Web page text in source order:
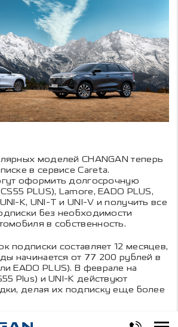
моделей CHANGAN теперь
в сервисе Careta.
оформить долгосрочную
PLUS), Lamore, EADO PLUS,
K, UNI-T и UNI-V и получить все
без необходимости
в собственность.
подписки составляет 12 месяцев,
начинается от 77 200 рублей в
EADO PLUS). В феврале на
Plus) и UNI-K действуют
делая их подписку еще более
– это удобный и выгодный